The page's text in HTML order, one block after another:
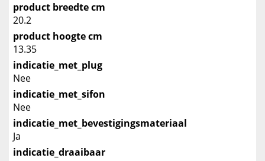
product breedte cm
20.2
product hoogte cm
13.35
indicatie_met_plug
Nee
indicatie_met_sifon
Nee
indicatie_met_bevestigingsmateriaal
Ja
indicatie_draaibaar